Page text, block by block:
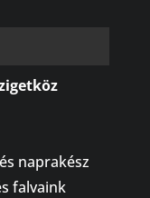
naprakész
falvaink